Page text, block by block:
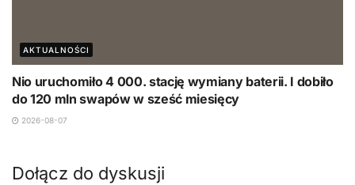
AKTUALNOŚCI
Nio uruchomiło 4 000. stację wymiany baterii. I dobiło
do 120 mln swapów w sześć miesięcy
2026-08-07
Dołącz do dyskusji